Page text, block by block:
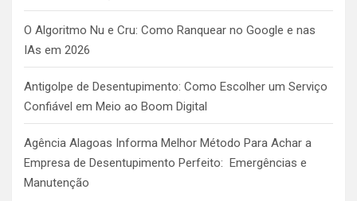
O Algoritmo Nu e Cru: Como Ranquear no Google e nas
IAs em 2026
Antigolpe de Desentupimento: Como Escolher um Serviço
Confiável em Meio ao Boom Digital
Agência Alagoas Informa Melhor Método Para Achar a
Empresa de Desentupimento Perfeito: Emergências e
Manutenção